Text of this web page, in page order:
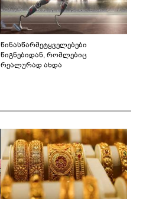
წინასწარმეტყველებები
წიგნებიდან, რომლებიც
რეალურად ახდა